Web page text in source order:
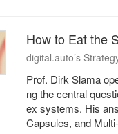
How to Eat the
digital.auto’s
Prof. Dirk Slama
ng the central
ex systems. His
Capsules, and